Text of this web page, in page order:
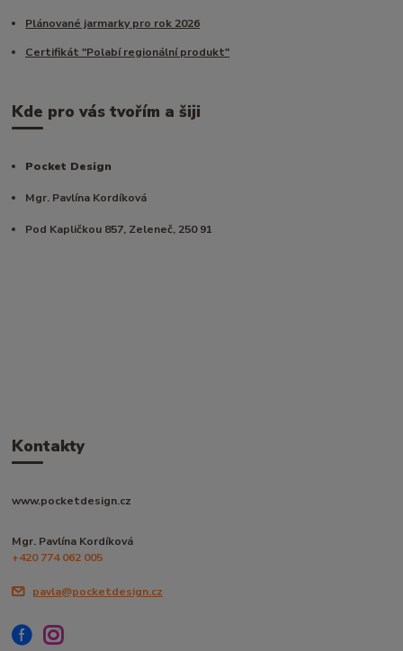
Plánované jarmarky pro rok 2026
Certifikát "Polabí regionální produkt"
Kde pro vás tvořím a šiji
Pocket Design
Mgr. Pavlína Kordíková
Pod Kapličkou 857, Zeleneč, 250 91
Kontakty
www.pocketdesign.cz
Mgr. Pavlína Kordíková
+420 774 062 005
pavla@pocketdesign.cz